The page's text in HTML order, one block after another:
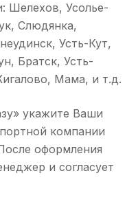
Шелехов, Усолье-
Слюдянка,
Усть-Кут,
Братск, Усть-
Мама, и т.д.
укажите Ваши
компании
оформления
и согласует